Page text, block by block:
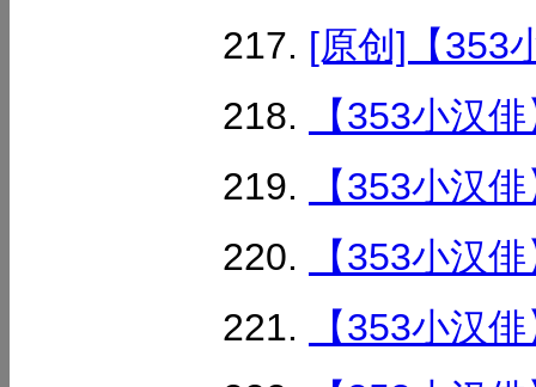
[原创]【353
【353小汉
【353小汉
【353小汉
【353小汉